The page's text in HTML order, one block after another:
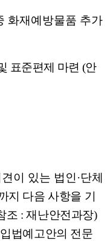
화재예방물품 추가
표준편제 마련 (안
이 있는 법인 ·단체
지 다음 사항을 기
조 :재난안전과장)
입법예고안의 전문